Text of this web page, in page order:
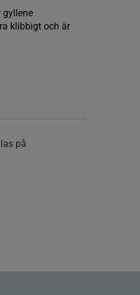
gyllene
klibbigt och är
på